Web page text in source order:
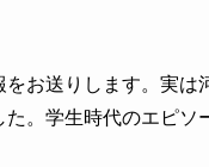
お送りします。実は
。学生時代のエピソ